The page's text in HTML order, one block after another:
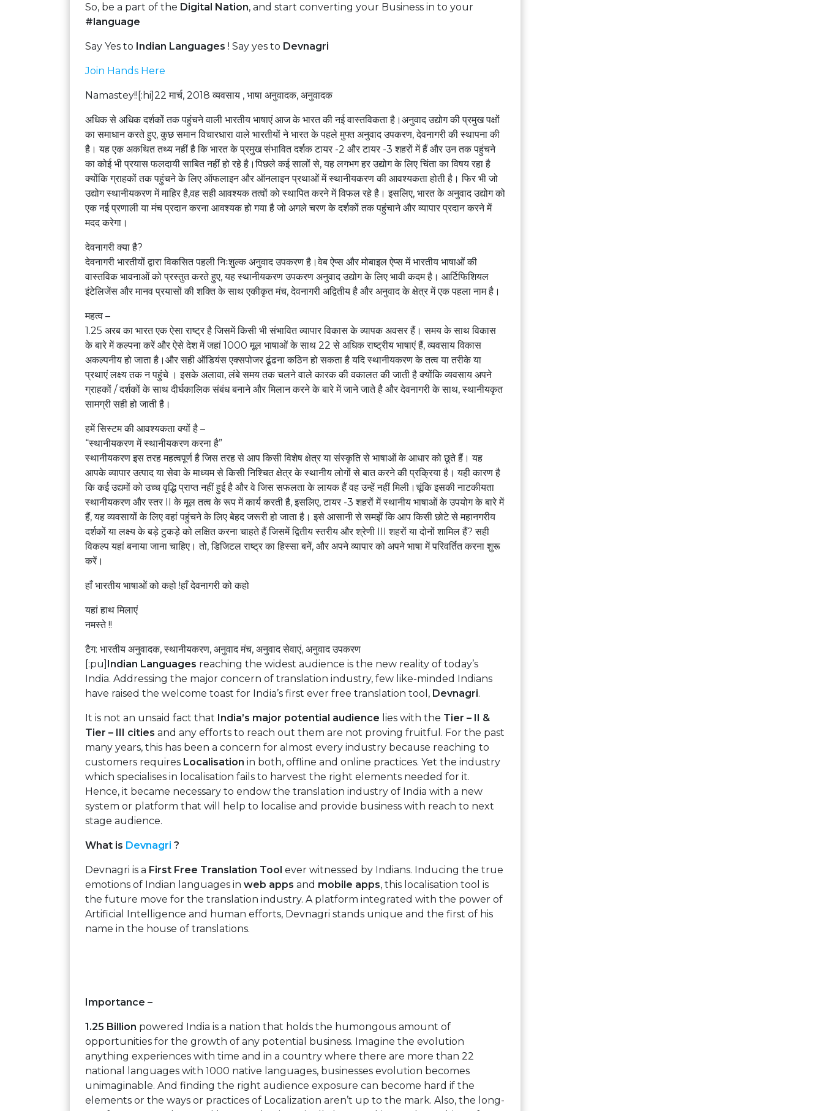
So, be a part of the Digital Nation, and start converting your Business in to your
#language
Say Yes to Indian Languages ! Say yes to Devnagri
Join Hands Here
Namastey!![:hi]22 मार्च, 2018 व्यवसाय , भाषा अनुवादक, अनुवादक
अधिक से अधिक दर्शकों तक पहुंचने वाली भारतीय भाषाएं आज के भारत की नई वास्तविकता है।अनुवाद उद्योग की प्रमुख पक्षों
का समाधान करते हुए, कुछ समान विचारधारा वाले भारतीयों ने भारत के पहले मुफ्त अनुवाद उपकरण, देवनागरी की स्थापना की
है। यह एक अकथित तथ्य नहीं है कि भारत के प्रमुख संभावित दर्शक टायर -2 और टायर -3 शहरों में हैं और उन तक पहुंचने
का कोई भी प्रयास फलदायी साबित नहीं हो रहे है।पिछले कई सालों से, यह लगभग हर उद्योग के लिए चिंता का विषय रहा है
क्योंकि ग्राहकों तक पहुंचने के लिए ऑफलाइन और ऑनलाइन प्रथाओं में स्थानीयकरण की आवश्यकता होती है। फिर भी जो
उद्योग स्थानीयकरण में माहिर है,वह सही आवश्यक तत्वों को स्थापित करने में विफल रहे है। इसलिए, भारत के अनुवाद उद्योग को
एक नई प्रणाली या मंच प्रदान करना आवश्यक हो गया है जो अगले चरण के दर्शकों तक पहुंचाने और व्यापार प्रदान करने में
मदद करेगा।
देवनागरी क्या है?
देवनागरी भारतीयों द्वारा विकसित पहली निःशुल्क अनुवाद उपकरण है।वेब ऐप्स और मोबाइल ऐप्स में भारतीय भाषाओं की
वास्तविक भावनाओं को प्रस्तुत करते हुए, यह स्थानीयकरण उपकरण अनुवाद उद्योग के लिए भावी कदम है। आर्टिफिशियल
इंटेलिजेंस और मानव प्रयासों की शक्ति के साथ एकीकृत मंच, देवनागरी अद्वितीय है और अनुवाद के क्षेत्र में एक पहला नाम है।
महत्व –
1.25 अरब का भारत एक ऐसा राष्ट्र है जिसमें किसी भी संभावित व्यापार विकास के व्यापक अवसर हैं। समय के साथ विकास
के बारे में कल्पना करें और ऐसे देश में जहां 1000 मूल भाषाओं के साथ 22 से अधिक राष्ट्रीय भाषाएं हैं, व्यवसाय विकास
अकल्पनीय हो जाता है।और सही ऑडियंस एक्सपोजर ढूंढना कठिन हो सकता है यदि स्थानीयकरण के तत्व या तरीके या
प्रथाएं लक्ष्य तक न पहुंचे । इसके अलावा, लंबे समय तक चलने वाले कारक की वकालत की जाती है क्योंकि व्यवसाय अपने
ग्राहकों / दर्शकों के साथ दीर्घकालिक संबंध बनाने और मिलान करने के बारे में जाने जाते है और देवनागरी के साथ, स्थानीयकृत
सामग्री सही हो जाती है।
हमें सिस्टम की आवश्यकता क्यों है –
“स्थानीयकरण में स्थानीयकरण करना है”
स्थानीयकरण इस तरह महत्वपूर्ण है जिस तरह से आप किसी विशेष क्षेत्र या संस्कृति से भाषाओं के आधार को छूते हैं। यह
आपके व्यापार उत्पाद या सेवा के माध्यम से किसी निश्चित क्षेत्र के स्थानीय लोगों से बात करने की प्रक्रिया है। यही कारण है
कि कई उद्यमों को उच्च वृद्धि प्राप्त नहीं हुई है और वे जिस सफलता के लायक हैं वह उन्हें नहीं मिली।चूंकि इसकी नाटकीयता
स्थानीयकरण और स्तर II के मूल तत्व के रूप में कार्य करती है, इसलिए, टायर -3 शहरों में स्थानीय भाषाओं के उपयोग के बारे में
हैं, यह व्यवसायों के लिए वहां पहुंचने के लिए बेहद जरूरी हो जाता है। इसे आसानी से समझें कि आप किसी छोटे से महानगरीय
दर्शकों या लक्ष्य के बड़े टुकड़े को लक्षित करना चाहते हैं जिसमें द्वितीय स्तरीय और श्रेणी III शहरों या दोनों शामिल हैं? सही
विकल्प यहां बनाया जाना चाहिए। तो, डिजिटल राष्ट्र का हिस्सा बनें, और अपने व्यापार को अपने भाषा में परिवर्तित करना शुरू
करें।
हाँ भारतीय भाषाओं को कहो !हाँ देवनागरी को कहो
यहां हाथ मिलाएं
नमस्ते !!
टैग: भारतीय अनुवादक, स्थानीयकरण, अनुवाद मंच, अनुवाद सेवाएं, अनुवाद उपकरण
[:pu] Indian Languages reaching the widest audience is the new reality of today’s
India. Addressing the major concern of translation industry, few like-minded Indians
have raised the welcome toast for India’s first ever free translation tool, Devnagri.
It is not an unsaid fact that India’s major potential audience lies with the Tier – II &
Tier – III cities and any efforts to reach out them are not proving fruitful. For the past
many years, this has been a concern for almost every industry because reaching to
customers requires Localisation in both, offline and online practices. Yet the industry
which specialises in localisation fails to harvest the right elements needed for it.
Hence, it became necessary to endow the translation industry of India with a new
system or platform that will help to localise and provide business with reach to next
stage audience.
What is Devnagri ?
Devnagri is a First Free Translation Tool ever witnessed by Indians. Inducing the true
emotions of Indian languages in web apps and mobile apps, this localisation tool is
the future move for the translation industry. A platform integrated with the power of
Artificial Intelligence and human efforts, Devnagri stands unique and the first of his
name in the house of translations.
Importance –
1.25 Billion powered India is a nation that holds the humongous amount of
opportunities for the growth of any potential business. Imagine the evolution
anything experiences with time and in a country where there are more than 22
national languages with 1000 native languages, businesses evolution becomes
unimaginable. And finding the right audience exposure can become hard if the
elements or the ways or practices of Localization aren’t up to the mark. Also, the long-
Let's Connect.
Subscribe for the latest news and insights